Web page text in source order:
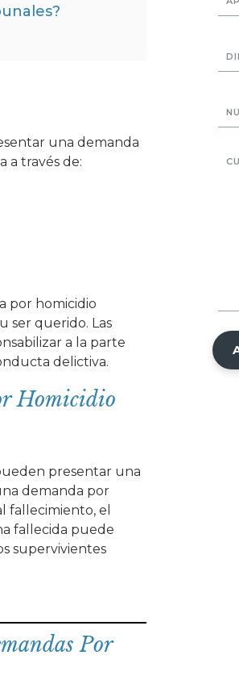
una demanda
a través de:
por homicidio
ser querido. Las
a la parte
delictiva.
Homicidio
presentar una
demanda por
fallecimiento, el
fallecida puede
supervivientes
Por